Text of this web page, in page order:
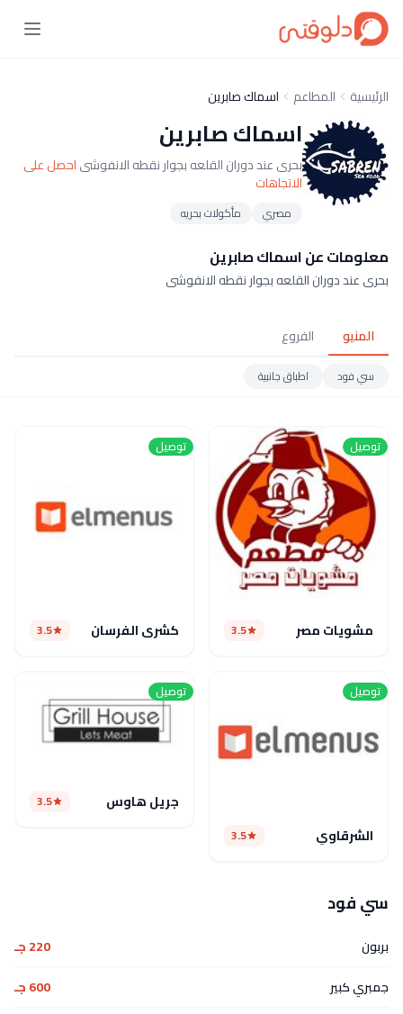
الرئيسية المطاعم اسماك صابرين
اسماك صابرين
بحرى عند دوران القلعه بجوار نقطه الانفوشىاحصل على
الاتجاهات
مصري مأكولات بحريه
معلومات عن اسماك صابرين
بحرى عند دوران القلعه بجوار نقطه الانفوشى
المنيو الفروع
سي فود اطباق جانبية
توصيل
مشويات مصر 3.5
توصيل
كشرى الفرسان 3.5
توصيل
الشرقاوي 3.5
توصيل
جريل هاوس 3.5
سي فود
بربون
220 جـ
جمبري كبير
600 جـ